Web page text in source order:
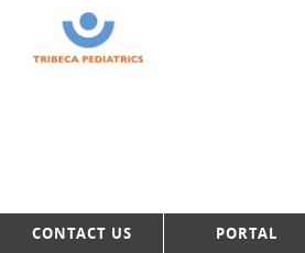
CONTACT US PORTAL